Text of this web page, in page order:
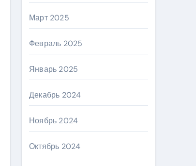
Март 2025
Февраль 2025
Январь 2025
Декабрь 2024
Ноябрь 2024
Октябрь 2024